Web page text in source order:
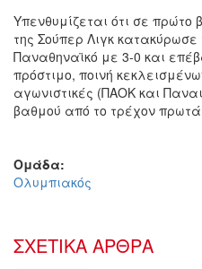
Υπενθυμίζεται ότι σε πρώτο
της Σούπερ Λιγκ κατακύρωσε
Παναθηναϊκό με 3-0 και
πρόστιμο, ποινή
αγωνιστικές (ΠΑΟΚ και
βαθμού από το τρέχον
Ομάδα:
Ολυμπιακός
ΣΧΕΤΙΚΑ ΑΡΘΡΑ